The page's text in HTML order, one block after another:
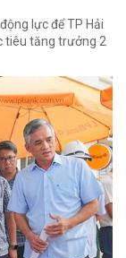
lực để TP Hải
tiêu tăng trưởng 2